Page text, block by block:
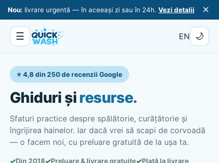
Nou: livrare urgentă — în aceeași zi sau în 24h. Vezi detalii ×
☰ EN 🌙
⭐ 4,8 din 250 de recenzii Google
Ghiduri șiresurse.
Sfaturi practice despre spălătorie, curățătorie și
îngrijirea hainelor. Iar dacă vrei să scapi de corvoadă
— o facem noi, cu preluare gratuită de la ușa ta.
✓Din 2018✓Preluare & livrare gratuite✓Plată la livrare